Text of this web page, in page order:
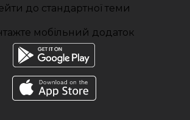
до стандартної теми
мобільний додаток